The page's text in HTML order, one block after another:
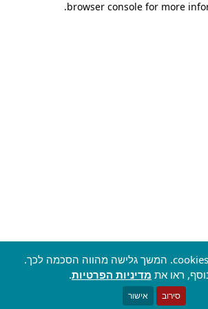
browser console for more
.
האתר משתמש ב-cookies. המשך גלישה מהווה הסכמה לכך.
ראו את מדיניות הפרטיות.
סירוב אישור